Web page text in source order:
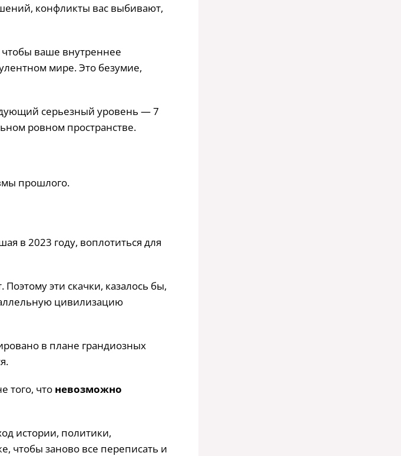
конфликты вас выбивают,
ваше внутреннее
мире. Это безумие,
серьезный уровень — 7
ровном пространстве.
прошлого.
в 2023 году, воплотиться для
эти скачки, казалось бы,
цивилизацию
в плане грандиозных
того, что невозможно
истории, политики,
чтобы заново все переписать и